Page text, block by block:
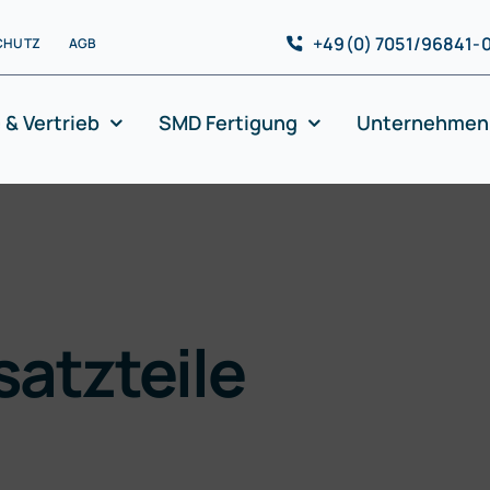
AGB +49(0) 7051/96841-
Vertrieb SMD Fertigung Unternehmen